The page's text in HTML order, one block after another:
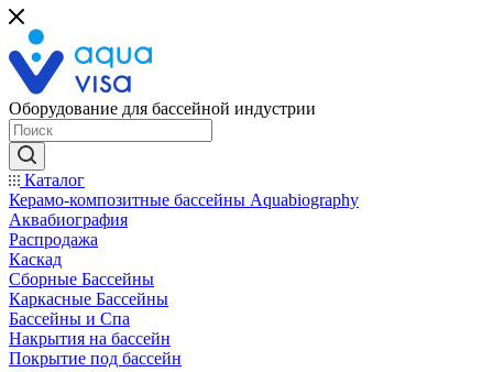
Оборудование для бассейной индустрии
Каталог
Керамо-композитные бассейны Aquabiography
Аквабиография
Распродажа
Каскад
Сборные Бассейны
Каркасные Бассейны
Бассейны и Спа
Накрытия на бассейн
Покрытие под бассейн